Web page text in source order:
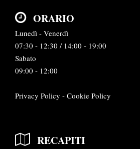
ORARIO
Lunedì - Venerdì
07:30 - 12:30 / 14:00 - 19:00
Sabato
09:00 - 12:00
Privacy Policy - Cookie Policy
RECAPITI